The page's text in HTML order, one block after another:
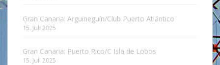
Gran Canaria: Arguineguín/Club Puerto Atlántico
15. Juli 2025
Gran Canaria: Puerto Rico/C Isla de Lobos
15. Juli 2025